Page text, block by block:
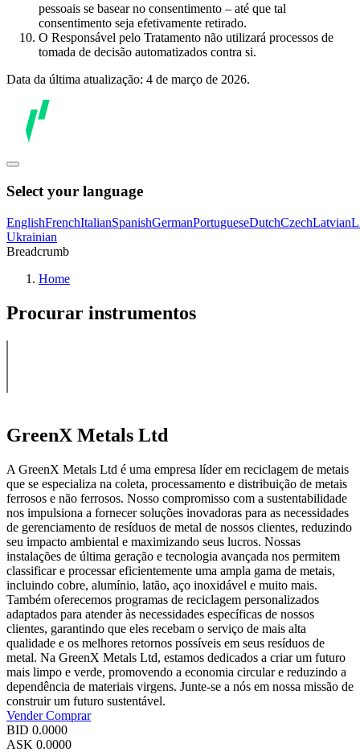
pessoais se basear no consentimento – até que tal
consentimento seja efetivamente retirado.
O Responsável pelo Tratamento não utilizará processos de
tomada de decisão automatizados contra si.
Data da última atualização: 4 de março de 2026.
Select your language
EnglishFrenchItalianSpanishGermanPortugueseDutchCzechLatvian
Ukrainian
Breadcrumb
Home
Procurar instrumentos
GreenX Metals Ltd
A GreenX Metals Ltd é uma empresa líder em reciclagem de metais
que se especializa na coleta, processamento e distribuição de metais
ferrosos e não ferrosos. Nosso compromisso com a sustentabilidade
nos impulsiona a fornecer soluções inovadoras para as necessidades
de gerenciamento de resíduos de metal de nossos clientes, reduzindo
seu impacto ambiental e maximizando seus lucros. Nossas
instalações de última geração e tecnologia avançada nos permitem
classificar e processar eficientemente uma ampla gama de metais,
incluindo cobre, alumínio, latão, aço inoxidável e muito mais.
Também oferecemos programas de reciclagem personalizados
adaptados para atender às necessidades específicas de nossos
clientes, garantindo que eles recebam o serviço de mais alta
qualidade e os melhores retornos possíveis em seus resíduos de
metal. Na GreenX Metals Ltd, estamos dedicados a criar um futuro
mais limpo e verde, promovendo a economia circular e reduzindo a
dependência de materiais virgens. Junte-se a nós em nossa missão de
construir um futuro sustentável.
VenderComprar
BID 0.0000
ASK 0.0000